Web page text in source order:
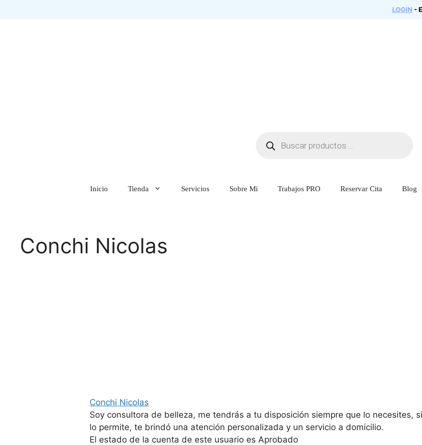
LOGIN -
productos
Inicio Tienda Servicios Sobre Mi Trabajos PRO Reservar Cita Blog
Conchi Nicolas
Conchi Nicolas
Soy consultora de belleza, me tendrás a tu disposición siempre que lo necesites,
lo permite, te brindó una atención personalizada y un servicio a domicilio.
El estado de la cuenta de este usuario es Aprobado